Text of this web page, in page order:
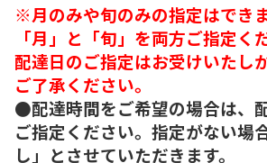
※月のみや旬のみの指定はでき
「月」と「旬」を両方ご指定く
配達日のご指定はお受けいたし
ご了承ください。
●配達時間をご希望の場合は、
ご指定ください。指定がない場
し」とさせていただきます。